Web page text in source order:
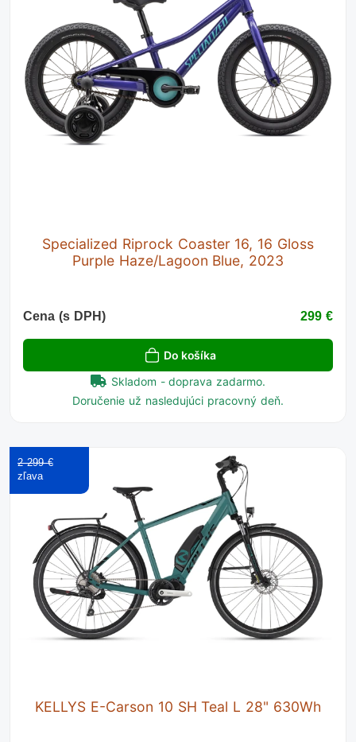
Specialized Riprock Coaster 16, 16 Gloss
Purple Haze/Lagoon Blue, 2023
Cena (s DPH) 299 €
Do košíka
Skladom - doprava zadarmo.
Doručenie už nasledujúci pracovný deň.
KELLYS E-Carson 10 SH Teal L 28" 630Wh
2 299 €